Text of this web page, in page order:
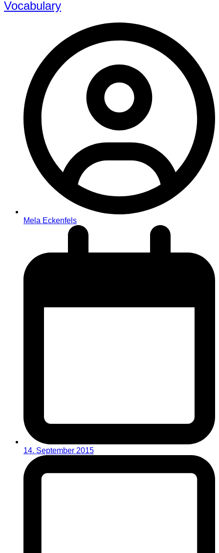
Vocabulary
Mela Eckenfels
14. September 2015